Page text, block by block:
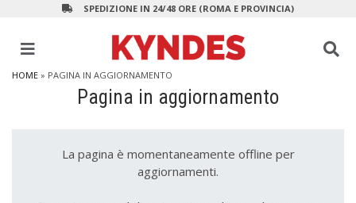
SPEDIZIONE IN 24/48 ORE (ROMA E PROVINCIA)
HOME » PAGINA IN AGGIORNAMENTO
Pagina in aggiornamento
La pagina è momentaneamente offline per
aggiornamenti.